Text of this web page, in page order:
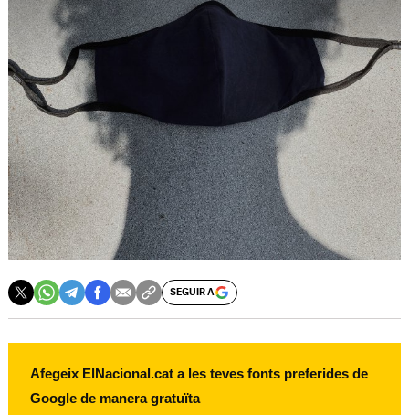
SEGUIR A
Afegeix ElNacional.cat a les teves fonts preferides de
Google de manera gratuïta